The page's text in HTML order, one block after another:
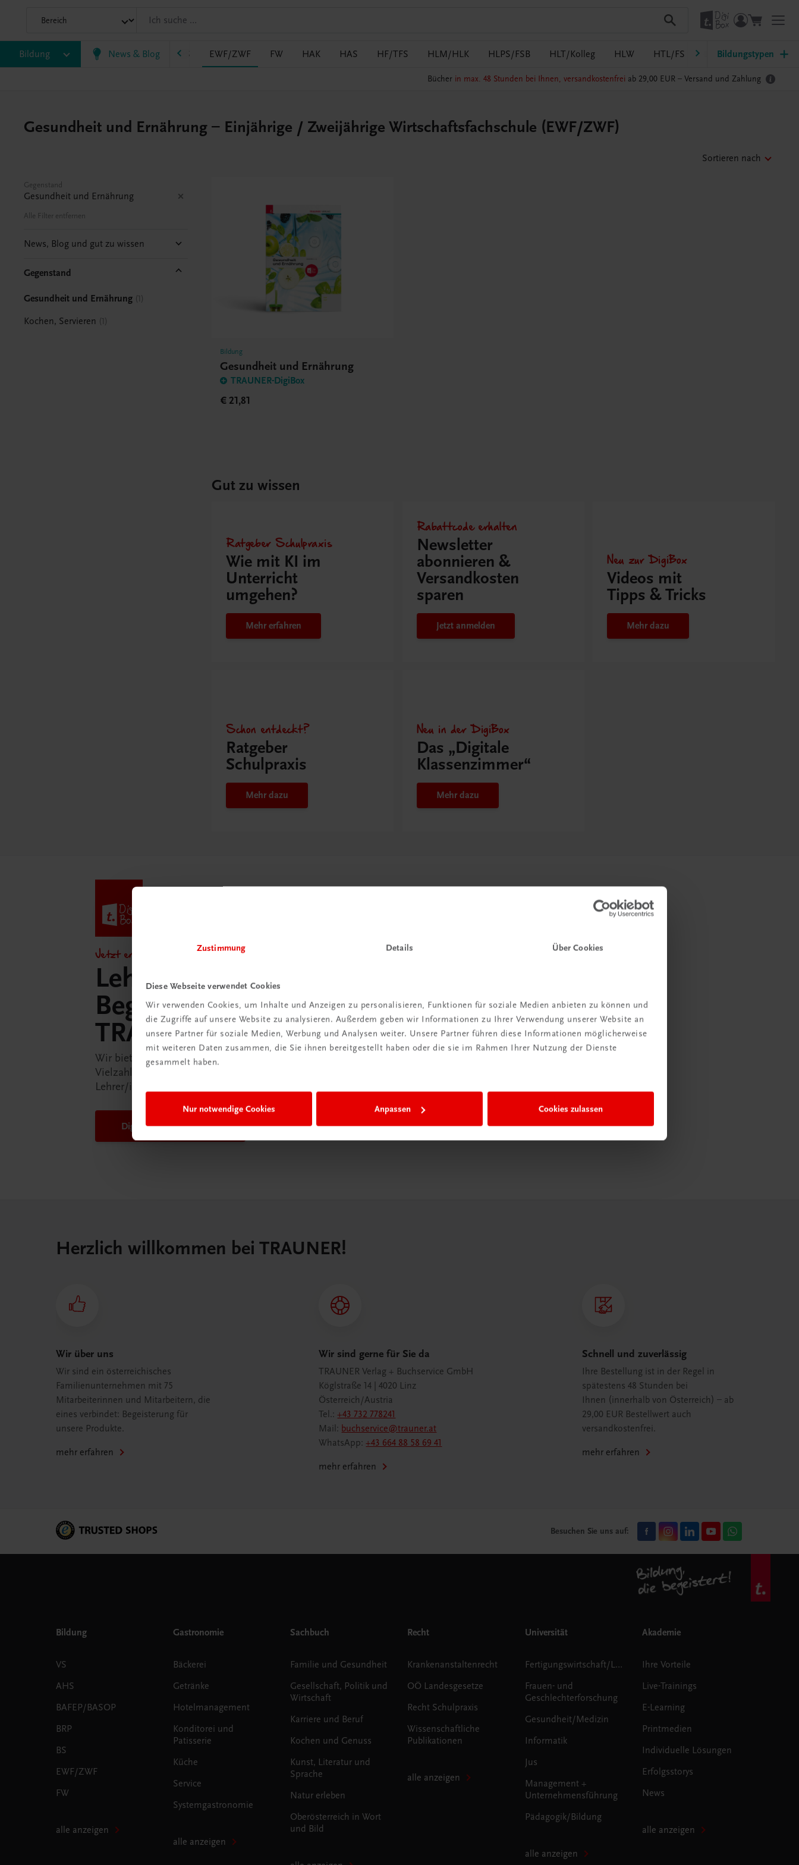
Zustimmung Details Über Cookies
Diese Webseite verwendet Cookies
Wir verwenden Cookies, um Inhalte und Anzeigen zu personalisieren, Funktionen für soziale Medien anbieten zu können und
die Zugriffe auf unsere Website zu analysieren. Außerdem geben wir Informationen zu Ihrer Verwendung unserer Website an
unsere Partner für soziale Medien, Werbung und Analysen weiter. Unsere Partner führen diese Informationen möglicherweise
mit weiteren Daten zusammen, die Sie ihnen bereitgestellt haben oder die sie im Rahmen Ihrer Nutzung der Dienste
gesammelt haben.
Nur notwendige Cookies Anpassen Cookies zulassen
Bildung News & Blog
AHS BAFEP/BASOP BRP BS EWF/ZWF FW HAK HAS HF/TFS HLM/HLK HLPS/FSB HLT/Kolleg HLW HTL/FS LW/LWBF MS/ASO
Bildungstypen
Bücher in max. 48 Stunden bei Ihnen, versandkostenfrei ab 29,00 EUR – Versand und Zahlung
Gesundheit und Ernährung – Einjährige / Zweijährige Wirtschaftsfachschule (EWF/ZWF)
Sortieren nach
Gegenstand
Gesundheit und Ernährung
Alle Filter entfernen
News, Blog und gut zu wissen
Gegenstand
Gesundheit und Ernährung 1
Kochen, Servieren 1
Bildung
Gesundheit und Ernährung
TRAUNER-DigiBox
€ 21,81
Gut zu wissen
Ratgeber Schulpraxis
Wie mit KI im
Unterricht
umgehen?
Mehr erfahren
Rabattcode erhalten
Newsletter
abonnieren &
Versandkosten
sparen
Jetzt anmelden
Neu zur DigiBox
Videos mit
Tipps & Tricks
Mehr dazu
Schon entdeckt?
Ratgeber
Schulpraxis
Mehr dazu
Neu in der DigiBox
Das „Digitale
Klassenzimmer“
Mehr dazu
Jetzt entdecken!
Lehrer/innen-
Begleitpakete in der
TRAUNER-DigiBox
Wir bieten Ihnen in der TRAUNER-DigiBox eine
Vielzahl an Services an, die Ihr Leben als
Lehrer/in ein Stück einfacher machen.
DigiBox für Lehrer/innen
Herzlich willkommen bei TRAUNER!
Wir über uns
Wir sind ein österreichisches
Familienunternehmen mit 75
Mitarbeiterinnen und Mitarbeitern, die
eines verbindet: Begeisterung für
unsere Produkte.
mehr erfahren
Wir sind gerne für Sie da
TRAUNER Verlag + Buchservice GmbH
Köglstraße 14 | 4020 Linz
Österreich/Austria
Tel.:+43 732 778241
Mail: buchservice@trauner.at
WhatsApp:+43 664 88 58 69 41
mehr erfahren
Schnell und zuverlässig
Ihre Bestellung ist in der Regel in
spätestens 48 Stunden bei
Ihnen (innerhalb von Österreich) – ab
29,00 EUR Bestellwert auch
versandkostenfrei.
mehr erfahren
Besuchen Sie uns auf:
Bildung
VS
AHS
BAFEP/BASOP
BRP
BS
EWF/ZWF
FW
alle anzeigen
Gastronomie
Bäckerei
Getränke
Hotelmanagement
Konditorei und
Patisserie
Küche
Service
Systemgastronomie
alle anzeigen
Sachbuch
Familie und Gesundheit
Gesellschaft, Politik und
Wirtschaft
Karriere und Beruf
Kochen und Genuss
Kunst, Literatur und
Sprache
Natur erleben
Oberösterreich in Wort
und Bild
Recht
Krankenanstaltenrecht
OÖ Landesgesetze
Recht Schulpraxis
Wissenschaftliche
Publikationen
alle anzeigen
Universität
Fertigungswirtschaft/Logistik
Frauen- und
Geschlechterforschung
Gesundheit/Medizin
Informatik
Jus
Management +
Unternehmensführung
Pädagogik/Bildung
alle anzeigen
Akademie
Ihre Vorteile
Live-Trainings
E-Learning
Printmedien
Individuelle Lösungen
Erfolgsstorys
News
alle anzeigen